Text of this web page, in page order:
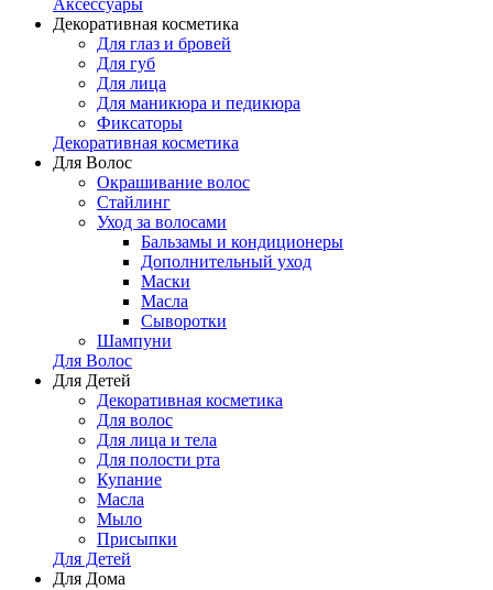
Аксессуары
Декоративная косметика
Для глаз и бровей
Для губ
Для лица
Для маникюра и педикюра
Фиксаторы
Декоративная косметика
Для Волос
Окрашивание волос
Стайлинг
Уход за волосами
Бальзамы и кондиционеры
Дополнительный уход
Маски
Масла
Сыворотки
Шампуни
Для Волос
Для Детей
Декоративная косметика
Для волос
Для лица и тела
Для полости рта
Купание
Масла
Мыло
Присыпки
Для Детей
Для Дома